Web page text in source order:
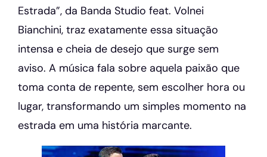
Estrada”, da Banda Studio feat. Volnei
Bianchini, traz exatamente essa situação
intensa e cheia de desejo que surge sem
aviso. A música fala sobre aquela paixão que
toma conta de repente, sem escolher hora ou
lugar, transformando um simples momento na
estrada em uma história marcante.